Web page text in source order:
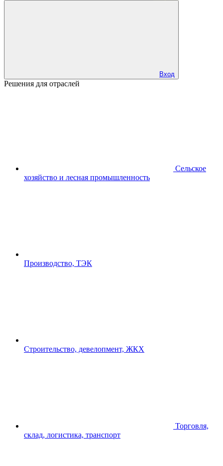
Вход
Решения для отраслей
Сельское
хозяйство и лесная промышленность
Производство, ТЭК
Строительство, девелопмент, ЖКХ
Торговля,
склад, логистика, транспорт